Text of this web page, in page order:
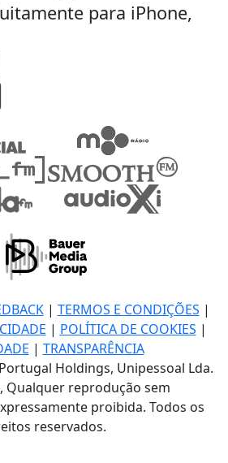
para iPhone,
| TERMOS E CONDIÇÕES |
| POLÍTICA DE COOKIES |
| TRANSPARÊNCIA
Holdings, Unipessoal Lda.
Qualquer reprodução sem
proibida. Todos os
reservados.